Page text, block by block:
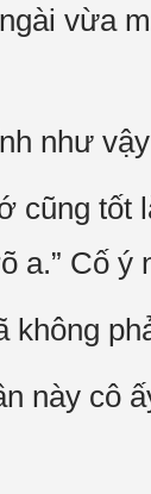
vừa
như
cũng
a.” Cố ý
không
này cô